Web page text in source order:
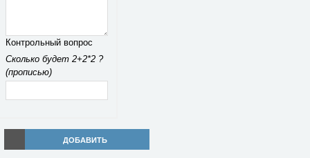
Контрольный вопрос
Сколько будет 2+2*2 ?
(прописью)
ДОБАВИТЬ